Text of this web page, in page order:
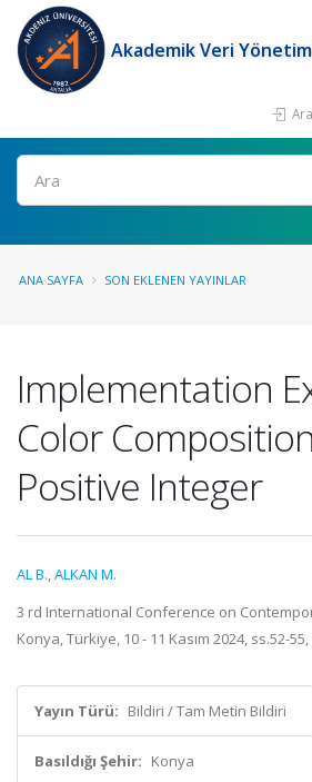
Akademik Veri
Ara
ANA SAYFA SON EKLENEN YAYINLAR
Implementation
Color
Positive Integer
AL B.,ALKAN M.
3 rd International Conference on
Konya, Türkiye, 10 - 11 Kasım 2024, ss.52-
Yayın Türü: Bildiri / Tam Metin Bildiri
Basıldığı Şehir: Konya